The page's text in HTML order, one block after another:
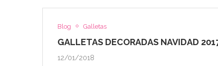
Blog Galletas
GALLETAS DECORADAS NAVIDAD
12/01/2018